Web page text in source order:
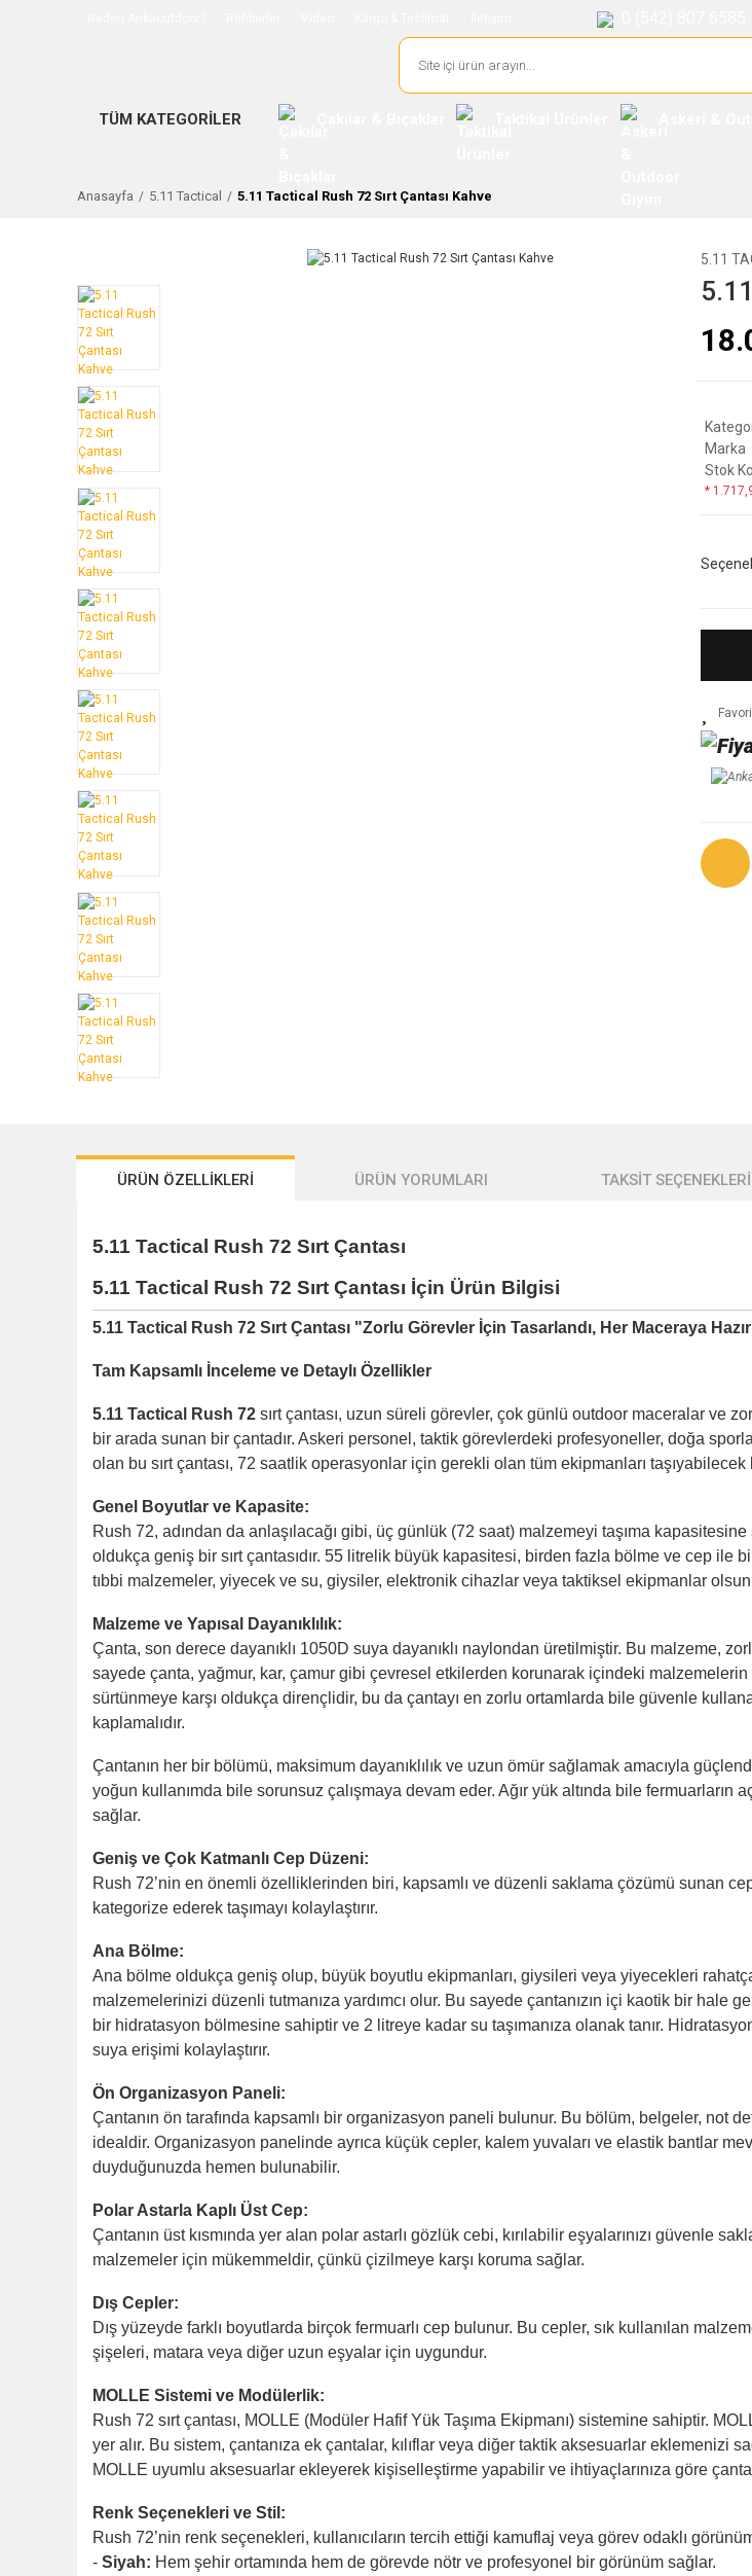
TÜM KATEGORİLER
Anasayfa 5.11 Tactical 5.11 Tactical Rush 72 Sırt Çantası Kahve
5.11
Marka
Stok
*
ÜRÜN ÖZELLİKLERİ ÜRÜN YORUMLARI TAKSİT SEÇENEKLERİ
5.11 Tactical Rush 72 Sırt Çantası
5.11 Tactical Rush 72 Sırt Çantası İçin Ürün Bilgisi
5.11 Tactical Rush 72 Sırt Çantası "Zorlu Görevler İçin Tasarlandı, Her Maceraya
Tam Kapsamlı İnceleme ve Detaylı Özellikler
5.11 Tactical Rush 72sırt çantası, uzun süreli görevler, çok günlü outdoor maceralar ve
bir arada sunan bir çantadır. Askeri personel, taktik görevlerdeki profesyoneller, doğa
olan bu sırt çantası, 72 saatlik operasyonlar için gerekli olan tüm ekipmanları
Genel Boyutlar ve Kapasite:
Rush 72, adından da anlaşılacağı gibi, üç günlük (72 saat) malzemeyi taşıma
oldukça geniş bir sırt çantasıdır. 55 litrelik büyük kapasitesi, birden fazla bölme ve cep ile
tıbbi malzemeler, yiyecek ve su, giysiler, elektronik cihazlar veya taktiksel ekipmanlar
Malzeme ve Yapısal Dayanıklılık:
Çanta, son derece dayanıklı 1050D suya dayanıklı naylondan üretilmiştir. Bu malzeme,
sayede çanta, yağmur, kar, çamur gibi çevresel etkilerden korunarak içindeki
sürtünmeye karşı oldukça dirençlidir, bu da çantayı en zorlu ortamlarda bile güvenle
kaplamalıdır.
Çantanın her bir bölümü, maksimum dayanıklılık ve uzun ömür sağlamak amacıyla
yoğun kullanımda bile sorunsuz çalışmaya devam eder. Ağır yük altında bile
sağlar.
Geniş ve Çok Katmanlı Cep Düzeni:
Rush 72’nin en önemli özelliklerinden biri, kapsamlı ve düzenli saklama çözümü sunan
kategorize ederek taşımayı kolaylaştırır.
Ana Bölme:
Ana bölme oldukça geniş olup, büyük boyutlu ekipmanları, giysileri veya yiyecekleri
malzemelerinizi düzenli tutmanıza yardımcı olur. Bu sayede çantanızın içi kaotik bir
bir hidratasyon bölmesine sahiptir ve 2 litreye kadar su taşımanıza olanak tanır.
suya erişimi kolaylaştırır.
Ön Organizasyon Paneli:
Çantanın ön tarafında kapsamlı bir organizasyon paneli bulunur. Bu bölüm, belgeler, not
idealdir. Organizasyon panelinde ayrıca küçük cepler, kalem yuvaları ve elastik bantlar
duyduğunuzda hemen bulunabilir.
Polar Astarla Kaplı Üst Cep:
Çantanın üst kısmında yer alan polar astarlı gözlük cebi, kırılabilir eşyalarınızı güvenle
malzemeler için mükemmeldir, çünkü çizilmeye karşı koruma sağlar.
Dış Cepler:
Dış yüzeyde farklı boyutlarda birçok fermuarlı cep bulunur. Bu cepler, sık kullanılan
şişeleri, matara veya diğer uzun eşyalar için uygundur.
MOLLE Sistemi ve Modülerlik:
Rush 72 sırt çantası, MOLLE (Modüler Hafif Yük Taşıma Ekipmanı) sistemine sahiptir.
yer alır. Bu sistem, çantanıza ek çantalar, kılıflar veya diğer taktik aksesuarlar eklemenizi
MOLLE uyumlu aksesuarlar ekleyerek kişiselleştirme yapabilir ve ihtiyaçlarınıza göre
Renk Seçenekleri ve Stil:
Rush 72’nin renk seçenekleri, kullanıcıların tercih ettiği kamuflaj veya görev odaklı
- Siyah: Hem şehir ortamında hem de görevde nötr ve profesyonel bir görünüm sağlar.